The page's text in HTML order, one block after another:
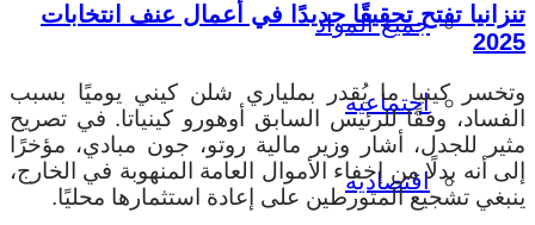
جميع المواد
اجتماعية
اقتصادية
تنزانيا تفتح تحقيقًا جديدًا في أعمال عنف انتخابات
2025
وتخسر كينيا ما يُقدر بملياري شلن كيني يوميًا بسبب
الفساد، وفقًا للرئيس السابق أوهورو كينياتا. في تصريح
مثير للجدل، أشار وزير مالية روتو، جون مبادي، مؤخرًا
إلى أنه بدلًا من إخفاء الأموال العامة المنهوبة في الخارج،
ينبغي تشجيع المتورطين على إعادة استثمارها محليًا.